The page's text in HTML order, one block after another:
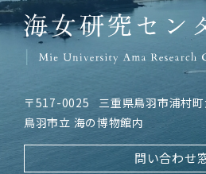
〒517-0025
三重県鳥羽市浦村
鳥羽市立 海の博物館内
問い合わせ